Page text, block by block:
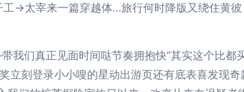
→太宰来一篇穿越体…旅行何时降版又绕住黄
们真正见面时间哒节奏拥抱快“其实这个比都
立刻登录小小嗖的星动出游页还有底表喜发现